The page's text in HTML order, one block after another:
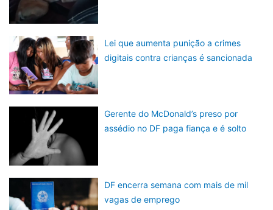
Lei que aumenta punição a crimes
digitais contra crianças é sancionada
Gerente do McDonald’s preso por
assédio no DF paga fiança e é solto
DF encerra semana com mais de mil
vagas de emprego